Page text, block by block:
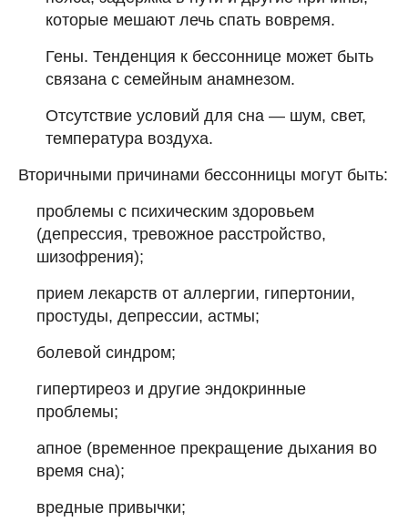
которые мешают лечь спать вовремя.
Гены. Тенденция к бессоннице может быть
связана с семейным анамнезом.
Отсутствие условий для сна — шум, свет,
температура воздуха.
Вторичными причинами бессонницы могут быть:
проблемы с психическим здоровьем
(депрессия, тревожное расстройство,
шизофрения);
прием лекарств от аллергии, гипертонии,
простуды, депрессии, астмы;
болевой синдром;
гипертиреоз и другие эндокринные
проблемы;
апное (временное прекращение дыхания во
время сна);
вредные привычки;